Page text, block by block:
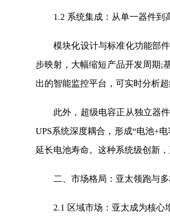
1.2 系统集成：从单一器件到
模块化设计与标准化功能部
步映射，大幅缩短产品开发周期;
出的智能监控平台，可实时分析
此外，超级电容正从独立器
UPS系统深度耦合，形成“电池+
延长电池寿命。这种系统级创新
二、市场格局：亚太领跑与
2.1 区域市场：亚太成为核心